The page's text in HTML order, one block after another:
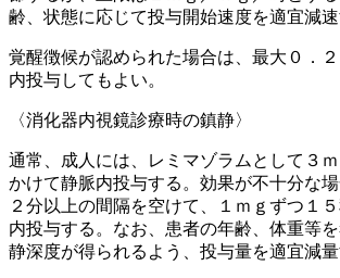
齢、状態に応じて投与開始速度を適宜減速
覚醒徴候が認められた場合は、最大０．
内投与してもよい。
〈消化器内視鏡診療時の鎮静〉
通常、成人には、レミマゾラムとして３
かけて静脈内投与する。効果が不十分な
２分以上の間隔を空けて、１ｍｇずつ１
内投与する。なお、患者の年齢、体重等
静深度が得られるよう、投与量を適宜減量